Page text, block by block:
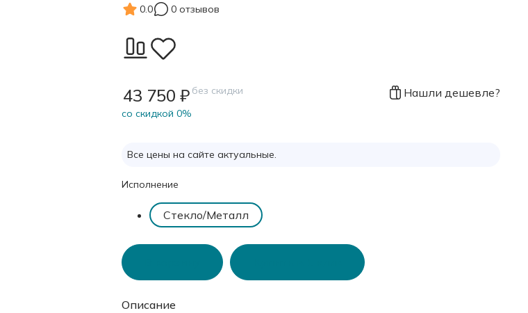
0.0 0 отзывов
43 750 ₽
cо скидкой 0%
без скидки Нашли дешевле?
Все цены на сайте актуальные.
Исполнение
Стекло/Металл
Описание